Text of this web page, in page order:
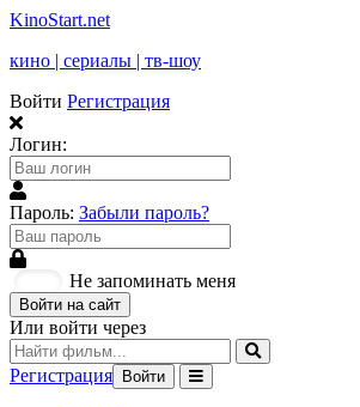
KinoStart.net
кино | сериалы | тв-шоу
Войти Регистрация
Логин:
Пароль: Забыли пароль?
Не запоминать меня
Войти на сайт
Или войти через
Регистрация Войти